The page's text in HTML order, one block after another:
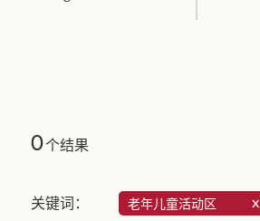
0个结果
关键词： 老年儿童活动区